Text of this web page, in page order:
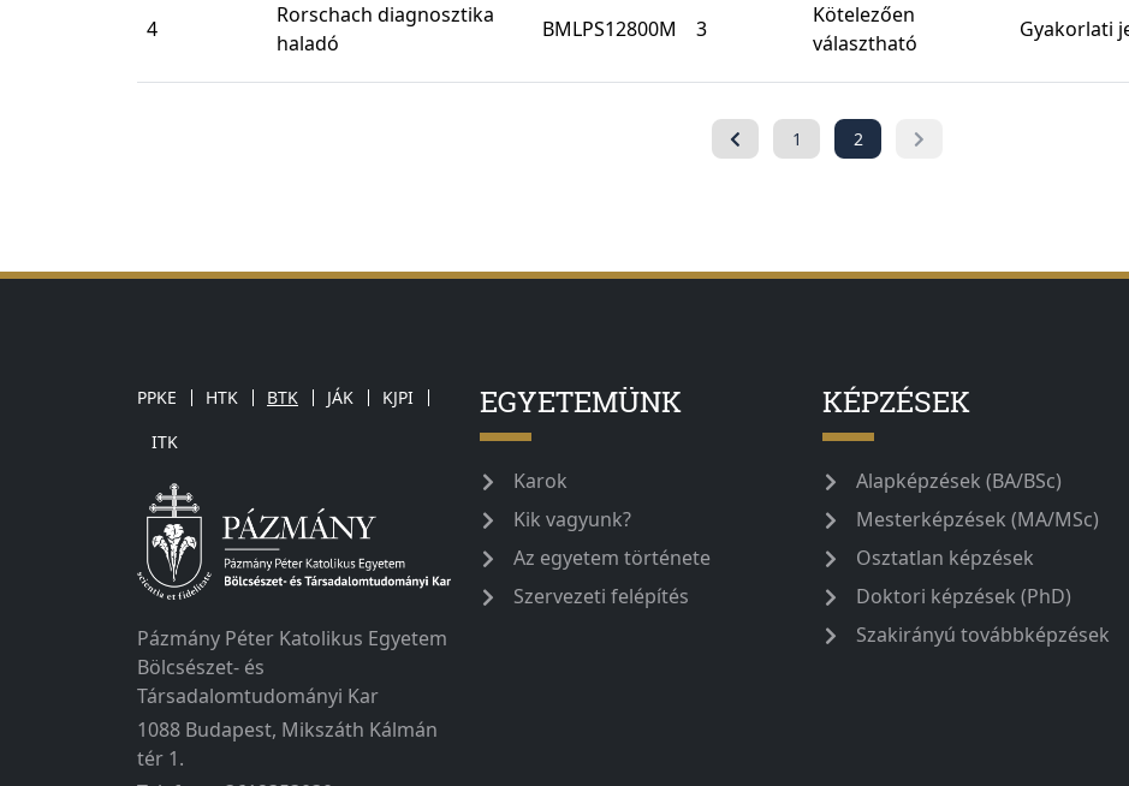
4
Rorschach diagnosztika
haladó
BMLPS12800M 3
Kötelezően
választható
Gyakorlati
1 2
PPKE HTK BTK JÁK
KJPI
ITK
Pázmány Péter Katolikus Egyetem
Bölcsészet- és
Társadalomtudományi Kar
1088 Budapest, Mikszáth Kálmán
tér 1.
EGYETEMÜNK
Karok
Kik vagyunk?
Az egyetem története
Szervezeti felépítés
KÉPZÉSEK
Alapképzések (BA/BSc)
Mesterképzések (MA/MSc)
Osztatlan képzések
Doktori képzések (PhD)
Szakirányú továbbképzések